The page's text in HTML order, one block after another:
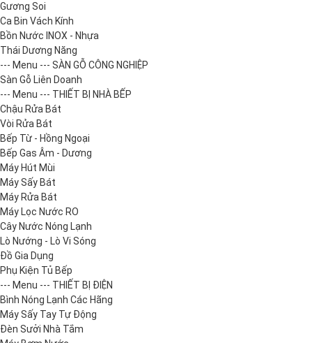
Gương Soi
Ca Bin Vách Kính
Bồn Nước INOX - Nhựa
Thái Dương Năng
--- Menu --- SÀN GỖ CÔNG NGHIỆP
Sàn Gỗ Liên Doanh
--- Menu --- THIẾT BỊ NHÀ BẾP
Chậu Rửa Bát
Vòi Rửa Bát
Bếp Từ - Hồng Ngoại
Bếp Gas Âm - Dương
Máy Hút Mùi
Máy Sấy Bát
Máy Rửa Bát
Máy Lọc Nước RO
Cây Nước Nóng Lạnh
Lò Nướng - Lò Vi Sóng
Đồ Gia Dụng
Phụ Kiện Tủ Bếp
--- Menu --- THIẾT BỊ ĐIỆN
Bình Nóng Lạnh Các Hãng
Máy Sấy Tay Tự Động
Đèn Sưởi Nhà Tắm